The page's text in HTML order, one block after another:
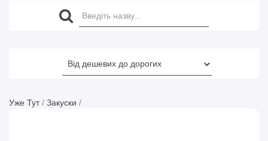
Уже Тут/ Закуски /